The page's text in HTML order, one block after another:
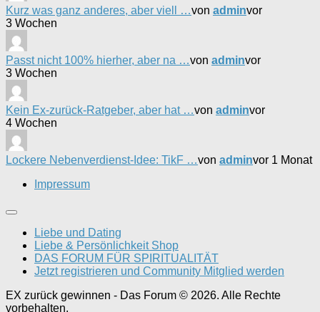
Kurz was ganz anderes, aber viell …von adminvor
3 Wochen
Passt nicht 100% hierher, aber na …von adminvor
3 Wochen
Kein Ex-zurück-Ratgeber, aber hat …von adminvor
4 Wochen
Lockere Nebenverdienst-Idee: TikF …von adminvor 1 Monat
Impressum
Liebe und Dating
Liebe & Persönlichkeit Shop
DAS FORUM FÜR SPIRITUALITÄT
Jetzt registrieren und Community Mitglied werden
EX zurück gewinnen - Das Forum © 2026. Alle Rechte
vorbehalten.